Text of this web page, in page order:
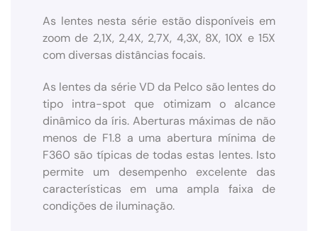
As lentes nesta série estão disponíveis em
zoom de 2,1X, 2,4X, 2,7X, 4,3X, 8X, 10X e 15X
com diversas distâncias focais.
As lentes da série VD da Pelco são lentes do
tipo intra-spot que otimizam o alcance
dinâmico da íris. Aberturas máximas de não
menos de F1.8 a uma abertura mínima de
F360 são típicas de todas estas lentes. Isto
permite um desempenho excelente das
características em uma ampla faixa de
condições de iluminação.